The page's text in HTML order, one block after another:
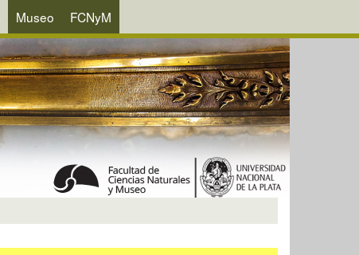
Museo FCNyM